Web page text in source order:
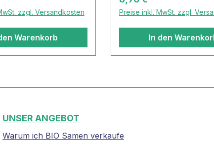
zzgl. Versandkosten
Warenkorb
Preise inkl. MwSt. zzgl.
In den
UNSER ANGEBOT
Warum ich BIO Samen verkaufe